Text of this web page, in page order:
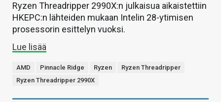
Ryzen Threadripper 2990X:n julkaisua aikaistettiin
HKEPC:n lähteiden mukaan Intelin 28-ytimisen
prosessorin esittelyn vuoksi.
Lue lisää
AMD Pinnacle Ridge Ryzen
Ryzen Threadripper
Ryzen Threadripper 2990X